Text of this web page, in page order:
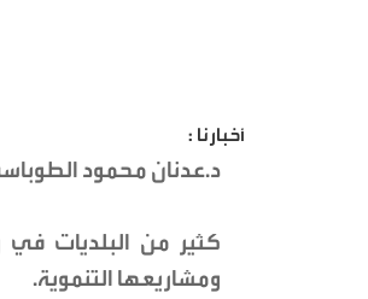
أخبارنا :
د.عدنان محمود
كثير من البلديات في
ومشاريعها التنموية.